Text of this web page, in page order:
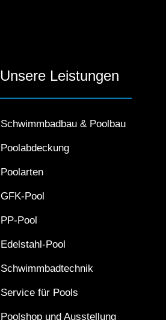
Unsere Leistungen
Schwimmbadbau & Poolbau
Poolabdeckung
Poolarten
GFK-Pool
PP-Pool
Edelstahl-Pool
Schwimmbadtechnik
Service für Pools
Poolshop und Ausstellung